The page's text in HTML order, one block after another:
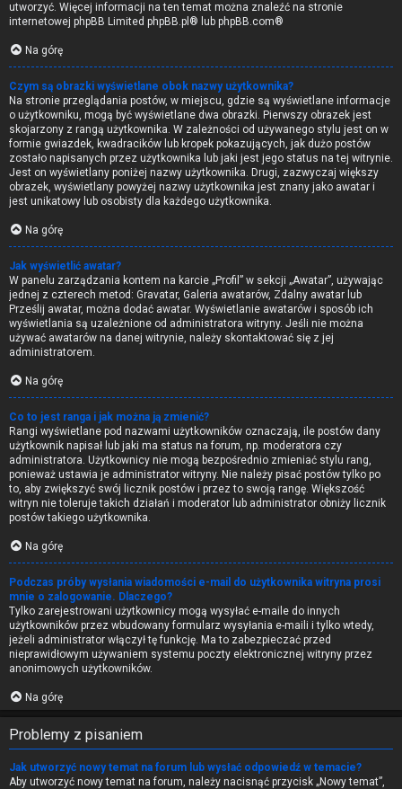
utworzyć. Więcej informacji na ten temat można znaleźć na stronie
internetowej phpBB Limited phpBB.pl ® lub phpBB.com®
Na górę
Czym są obrazki wyświetlane obok nazwy użytkownika?
Na stronie przeglądania postów, w miejscu, gdzie są wyświetlane informacje
o użytkowniku, mogą być wyświetlane dwa obrazki. Pierwszy obrazek jest
skojarzony z rangą użytkownika. W zależności od używanego stylu jest on w
formie gwiazdek, kwadracików lub kropek pokazujących, jak dużo postów
zostało napisanych przez użytkownika lub jaki jest jego status na tej witrynie.
Jest on wyświetlany poniżej nazwy użytkownika. Drugi, zazwyczaj większy
obrazek, wyświetlany powyżej nazwy użytkownika jest znany jako awatar i
jest unikatowy lub osobisty dla każdego użytkownika.
Na górę
Jak wyświetlić awatar?
W panelu zarządzania kontem na karcie „Profil” w sekcji „Awatar”, używając
jednej z czterech metod: Gravatar, Galeria awatarów, Zdalny awatar lub
Prześlij awatar, można dodać awatar. Wyświetlanie awatarów i sposób ich
wyświetlania są uzależnione od administratora witryny. Jeśli nie można
używać awatarów na danej witrynie, należy skontaktować się z jej
administratorem.
Na górę
Co to jest ranga i jak można ją zmienić?
Rangi wyświetlane pod nazwami użytkowników oznaczają, ile postów dany
użytkownik napisał lub jaki ma status na forum, np. moderatora czy
administratora. Użytkownicy nie mogą bezpośrednio zmieniać stylu rang,
ponieważ ustawia je administrator witryny. Nie należy pisać postów tylko po
to, aby zwiększyć swój licznik postów i przez to swoją rangę. Większość
witryn nie toleruje takich działań i moderator lub administrator obniży licznik
postów takiego użytkownika.
Na górę
Podczas próby wysłania wiadomości e-mail do użytkownika witryna prosi
mnie o zalogowanie. Dlaczego?
Tylko zarejestrowani użytkownicy mogą wysyłać e-maile do innych
użytkowników przez wbudowany formularz wysyłania e-maili i tylko wtedy,
jeżeli administrator włączył tę funkcję. Ma to zabezpieczać przed
nieprawidłowym używaniem systemu poczty elektronicznej witryny przez
anonimowych użytkowników.
Na górę
Problemy z pisaniem
Jak utworzyć nowy temat na forum lub wysłać odpowiedź w temacie?
Aby utworzyć nowy temat na forum, należy nacisnąć przycisk „Nowy temat”,